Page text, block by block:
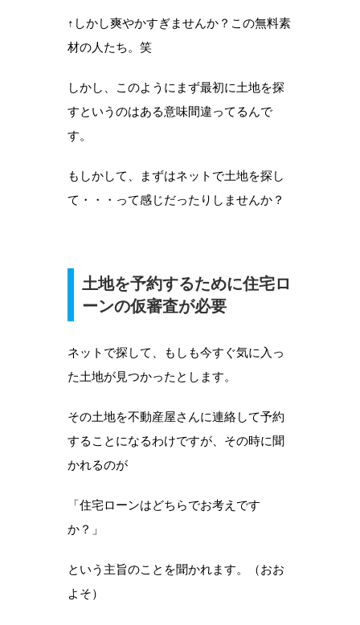
↑しかし爽やかすぎませんか？この無料素
材の人たち。笑
しかし、このようにまず最初に土地を探
すというのはある意味間違ってるんで
す。
もしかして、まずはネットで土地を探し
て・・・って感じだったりしませんか？
土地を予約するために住宅ロ
ーンの仮審査が必要
ネットで探して、もしも今すぐ気に入っ
た土地が見つかったとします。
その土地を不動産屋さんに連絡して予約
することになるわけですが、その時に聞
かれるのが
「住宅ローンはどちらでお考えです
か？」
という主旨のことを聞かれます。（おお
よそ）